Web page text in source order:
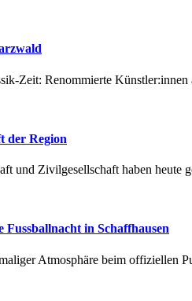
Zeit: Renommierte
der Region
und Zivilgesellschaft haben
in Schaffhausen
Atmosphäre beim